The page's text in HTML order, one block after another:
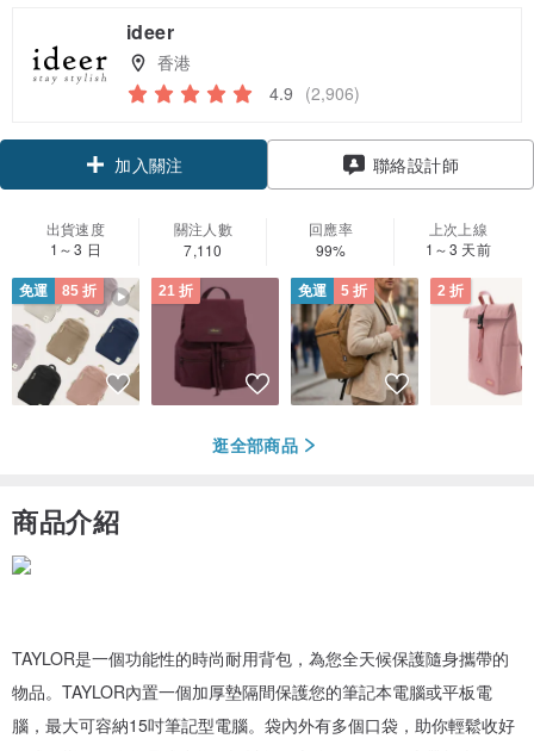
ideer
香港
4.9 (2,906)
聯絡設計師
出貨速度
1～3 日
關注人數
7,110
回應率
99%
上次上線
1～3 天前
免運 85 折 21 折 免運 5 折 2 折
逛全部商品
商品介紹
TAYLOR是一個功能性的時尚耐用背包，為您全天候保護隨身攜帶的
物品。TAYLOR內置一個加厚墊隔間保護您的筆記本電腦或平板電
腦，最大可容納15吋筆記型電腦。袋內外有多個口袋，助你輕鬆收好